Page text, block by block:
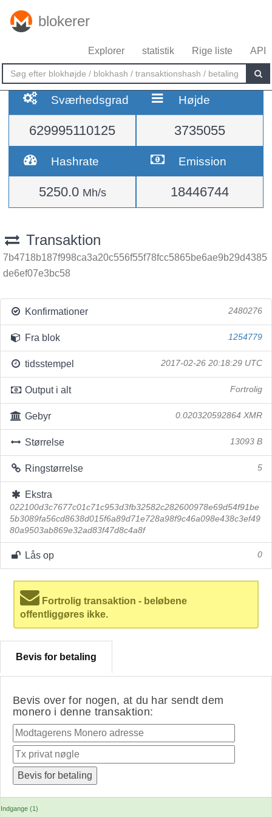
blokerer
Explorer statistik Rige liste API
Sværhedsgrad
629995110125
Højde
3735055
Hashrate
5250.0 Mh/s
Emission
18446744
Transaktion
7b4718b187f998ca3a20c556f55f78fcc5865be6ae9b29d4385
de6ef07e3bc58
Konfirmationer 2480276
Fra blok 1254779
tidsstempel 2017-02-26 20:18:29 UTC
Output i alt Fortrolig
Gebyr 0.020320592864 XMR
Størrelse 13093 B
Ringstørrelse 5
Ekstra
022100d3c7677c01c71c953d3fb32582c282600978e69d54f91be
5b3089fa56cd8638d015f6a89d71e728a98f9c46a098e438c3ef49
80a9503ab869e32ad83f47d8c4a8f
Lås op 0
Fortrolig transaktion - beløbene
offentliggøres ikke.
Bevis for betaling
Bevis over for nogen, at du har sendt dem
monero i denne transaktion:
Indgange (1)